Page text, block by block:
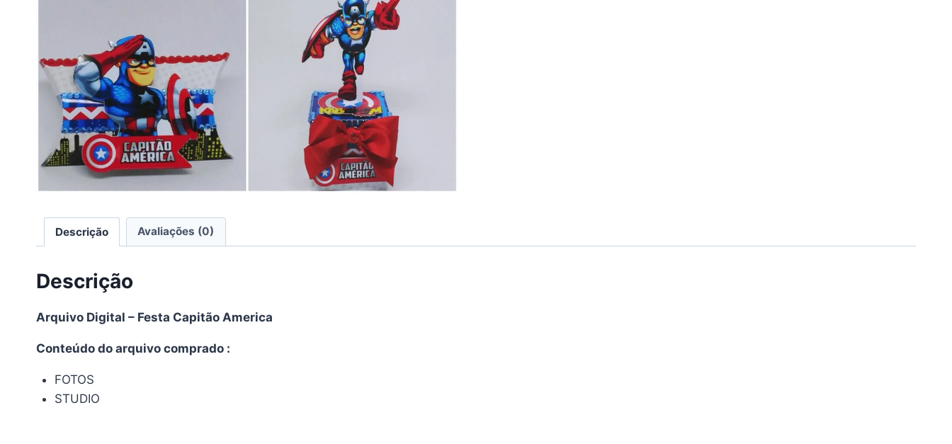
Descrição Avaliações (0)
Descrição
Arquivo Digital – Festa Capitão America
Conteúdo do arquivo comprado :
FOTOS
STUDIO